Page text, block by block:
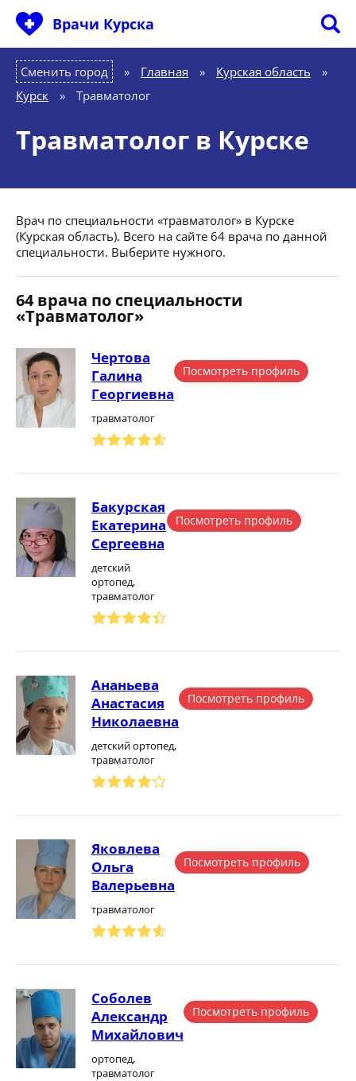
Врачи Курска
Сменить город Главная » Курская область
»
Курск
» Травматолог
Травматолог в Курске
Врач по специальности «травматолог» в Курске
(Курская область). Всего на сайте 64 врача по данной
специальности. Выберите нужного.
64 врача по специальности
«Травматолог»
Чертова
Галина
Георгиевна
травматолог
Посмотреть профиль
Бакурская
Екатерина
Сергеевна
детский
ортопед,
травматолог
Посмотреть профиль
Ананьева
Анастасия
Николаевна
детский ортопед,
травматолог
Посмотреть профиль
Яковлева
Ольга
Валерьевна
травматолог
Посмотреть профиль
Соболев
Александр
Михайлович
ортопед,
травматолог
Посмотреть профиль